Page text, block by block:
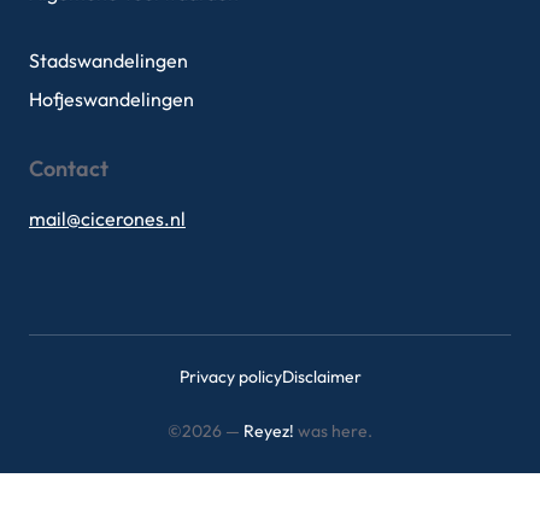
Stadswandelingen
Hofjeswandelingen
Contact
mail@cicerones.nl
Privacy policyDisclaimer
©2026 — Reyez! was here.